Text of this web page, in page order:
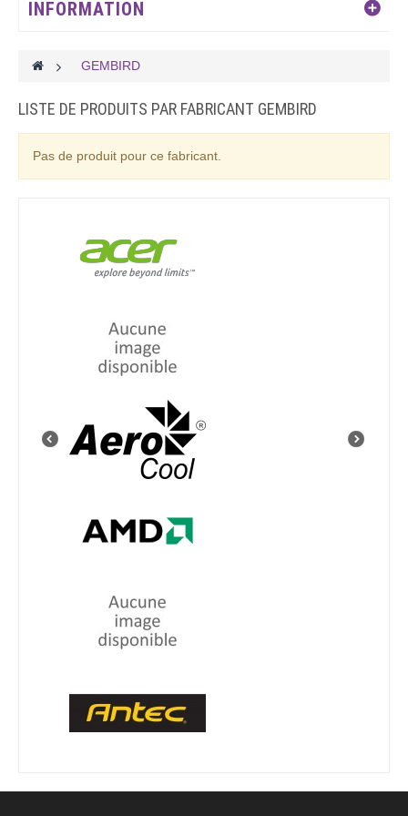
INFORMATION
> GEMBIRD
LISTE DE PRODUITS PAR FABRICANT GEMBIRD
Pas de produit pour ce fabricant.